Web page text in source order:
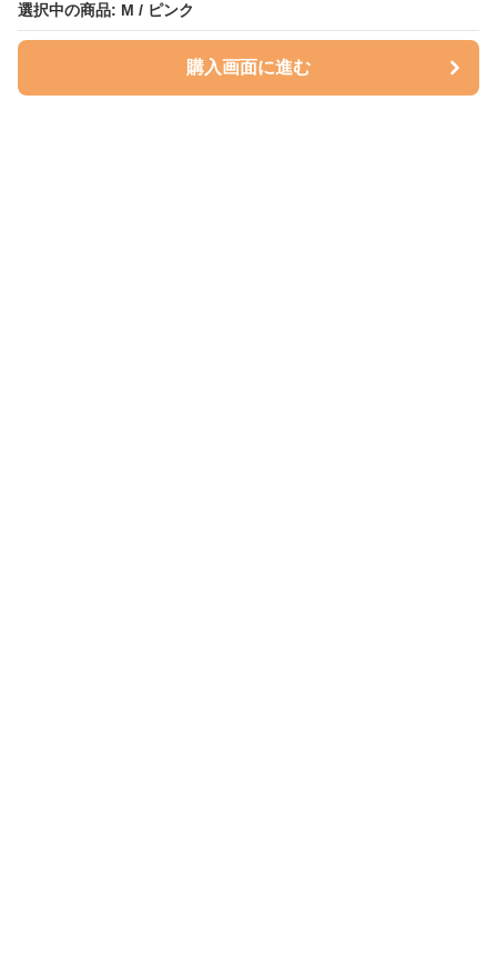
選択中の商品: M / ピンク
購入画面に進む
選択中の商品: M / ピンク
購入画面に進む